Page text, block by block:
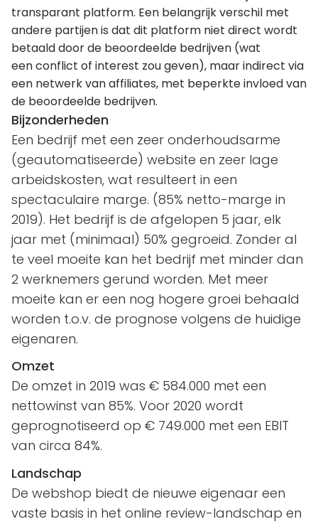
transparant platform. Een belangrijk verschil met
andere partijen is dat dit platform niet direct wordt
betaald door de beoordeelde bedrijven (wat
een conflict of interest zou geven), maar indirect via
een netwerk van affiliates, met beperkte invloed van
de beoordeelde bedrijven.
Bijzonderheden
Een bedrijf met een zeer onderhoudsarme
(geautomatiseerde) website en zeer lage
arbeidskosten, wat resulteert in een
spectaculaire marge. (85% netto-marge in
2019). Het bedrijf is de afgelopen 5 jaar, elk
jaar met (minimaal) 50% gegroeid. Zonder al
te veel moeite kan het bedrijf met minder dan
2 werknemers gerund worden. Met meer
moeite kan er een nog hogere groei behaald
worden t.o.v. de prognose volgens de huidige
eigenaren.
Omzet
De omzet in 2019 was € 584.000 met een
nettowinst van 85%. Voor 2020 wordt
geprognotiseerd op € 749.000 met een EBIT
van circa 84%.
Landschap
De webshop biedt de nieuwe eigenaar een
vaste basis in het online review-landschap en